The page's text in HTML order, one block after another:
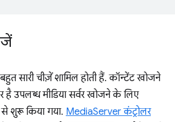
सारी चीज़ें शामिल होती हैं. कॉन्टेंट खोजने
है उपलब्ध मीडिया सर्वर खोजने के लिए
से शुरू किया गया. MediaServer कंट्रोलर